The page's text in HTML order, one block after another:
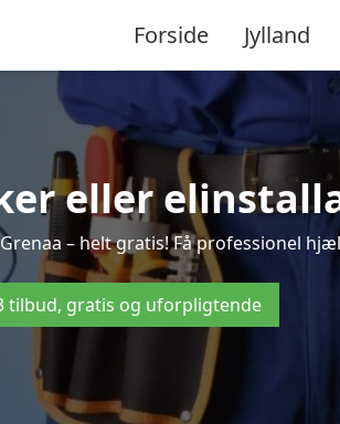
Forside Jylland
eller
– helt gratis! Få professionel
tilbud, gratis og uforpligtende